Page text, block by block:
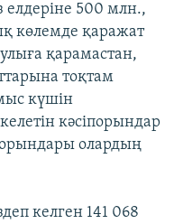
елдеріне 500 млн.,
көлемде қаражат
қарамастан,
тоқтам
күшін
кәсіпорындар
олардың
келген 141 068